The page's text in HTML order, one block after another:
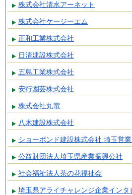
株式会社清水アーネット
株式会社ケージーエム
正和工業株式会社
日清建設株式会社
五島工業株式会社
安行園芸株式会社
株式会社丸電
八木建設株式会社
ショーボンド建設株式会社 埼玉営
公益財団法人埼玉県産業振興公社
社会福祉法人茶の花福祉会
埼玉県アライチャレンジ企業イン